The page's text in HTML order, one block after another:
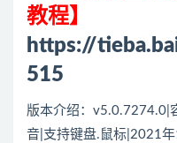
教程】
https://
515
版本介绍：v5.0.7274.0|
音|支持键盘.鼠标|2021